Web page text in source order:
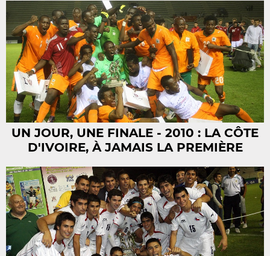
UN JOUR, UNE FINALE - 2010 : LA CÔTE
D'IVOIRE, À JAMAIS LA PREMIÈRE